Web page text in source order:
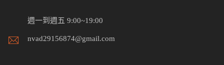
週一到週五 9:00~19:00
nvad29156874@gmail.com